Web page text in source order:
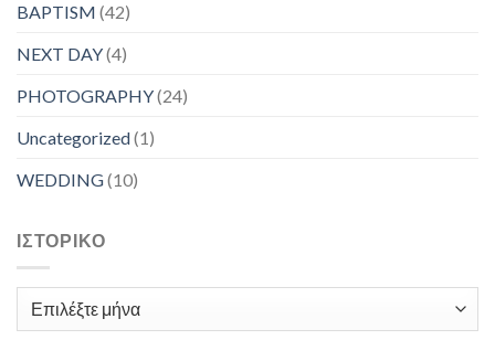
BAPTISM (42)
NEXT DAY(4)
PHOTOGRAPHY(24)
Uncategorized(1)
WEDDING(10)
ΙΣΤΟΡΙΚΌ
Ιστορικό